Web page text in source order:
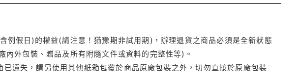
例假日)的權益(請注意！猶豫期非試用期)，辦理退貨之商品必須是全新狀態
外包裝、贈品及所有附隨文件或資料的完整性等)。
遺失，請另使用其他紙箱包覆於商品原廠包裝之外，切勿直接於原廠包裝